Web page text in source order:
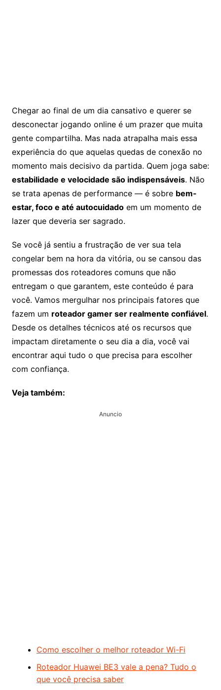
Chegar ao final de um dia cansativo e querer se
desconectar jogando online é um prazer que muita
gente compartilha. Mas nada atrapalha mais essa
experiência do que aquelas quedas de conexão no
momento mais decisivo da partida. Quem joga sabe:
estabilidade e velocidade são indispensáveis. Não
se trata apenas de performance — é sobre bem-
estar, foco e até autocuidadoem um momento de
lazer que deveria ser sagrado.
Se você já sentiu a frustração de ver sua tela
congelar bem na hora da vitória, ou se cansou das
promessas dos roteadores comuns que não
entregam o que garantem, este conteúdo é para
você. Vamos mergulhar nos principais fatores que
fazem um roteador gamer ser realmente confiável.
Desde os detalhes técnicos até os recursos que
impactam diretamente o seu dia a dia, você vai
encontrar aqui tudo o que precisa para escolher
com confiança.
Veja também:
Anuncio
Como escolher o melhor roteador Wi-Fi
Roteador Huawei BE3 vale a pena? Tudo o
que você precisa saber